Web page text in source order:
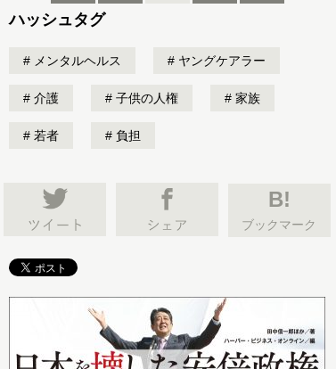
ハッシュタグ
メンタルヘルス ヤングケアラー
介護 子供の人権 家族
若者 負担
B!
ブックマーク